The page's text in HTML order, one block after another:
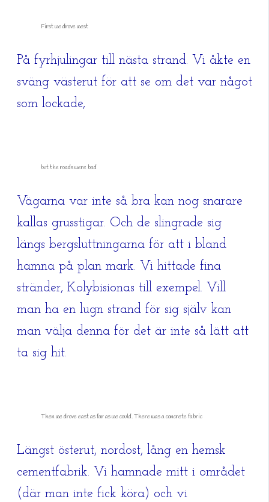
First we drove west
På fyrhjulingar till nästa strand. Vi åkte en
sväng västerut för att se om det var något
som lockade,
but the roads were bad
Vägarna var inte så bra kan nog snarare
kallas grusstigar. Och de slingrade sig
längs bergsluttningarna för att i bland
hamna på plan mark. Vi hittade fina
stränder, Kolybisionas till exempel. Vill
man ha en lugn strand för sig själv kan
man välja denna för det är inte så lätt att
ta sig hit.
Then we drove east as far as we could. There was a concrete fabric
Längst österut, nordost, lång en hemsk
cementfabrik. Vi hamnade mitt i området
(där man inte fick köra) och vi